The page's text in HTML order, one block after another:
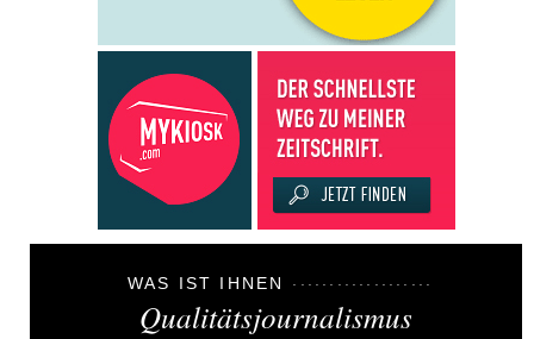
WAS IST IHNEN
Qualitätsjournalismus